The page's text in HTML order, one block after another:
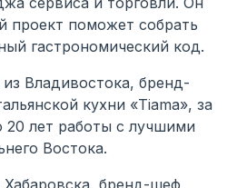
проект поможет собрать
гастрономический код.
Владивостока, бренд-
кухни «Tiama», за
20 лет работы с лучшими
Востока.